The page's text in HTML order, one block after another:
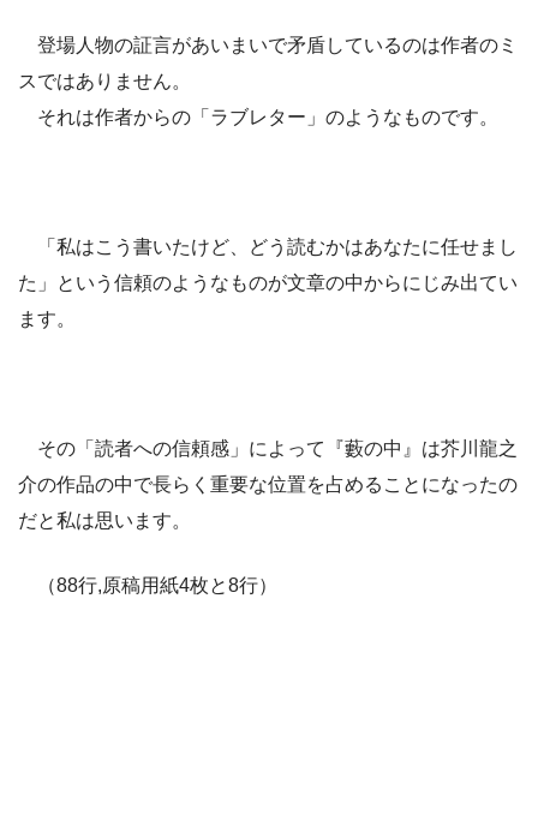
登場人物の証言があいまいで矛盾しているのは作者のミ
スではありません。
それは作者からの「ラブレター」のようなものです。
「私はこう書いたけど、どう読むかはあなたに任せまし
た」という信頼のようなものが文章の中からにじみ出てい
ます。
その「読者への信頼感」によって『藪の中』は芥川龍之
介の作品の中で長らく重要な位置を占めることになったの
だと私は思います。
（88行,原稿用紙4枚と8行）